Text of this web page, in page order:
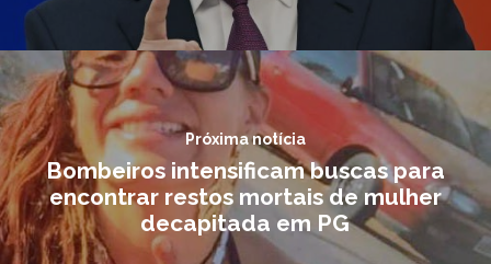
Próxima notícia
Bombeiros intensificam buscas para
encontrar restos mortais de mulher
decapitada em PG